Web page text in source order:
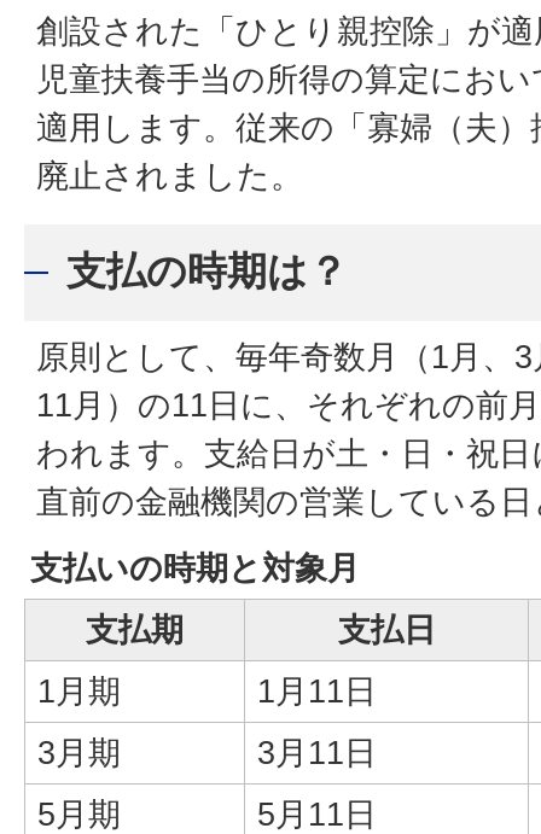
創設された「ひとり親控除」が
児童扶養手当の所得の算定にお
適用します。従来の「寡婦（夫
廃止されました。
支払の時期は？
原則として、毎年奇数月（1月、
11月）の11日に、それぞれの前
われます。支給日が土・日・祝
直前の金融機関の営業している
支払いの時期と対象月
支払期
支払日
1月期
1月11日
3月期
3月11日
5月期
5月11日